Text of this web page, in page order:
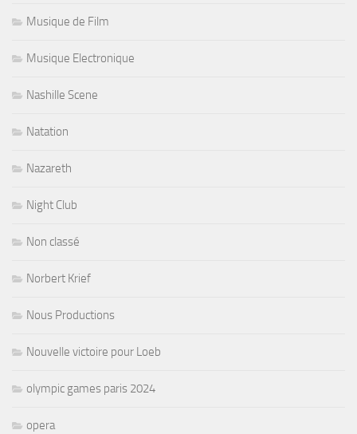
Musique de Film
Musique Electronique
Nashille Scene
Natation
Nazareth
Night Club
Non classé
Norbert Krief
Nous Productions
Nouvelle victoire pour Loeb
olympic games paris 2024
opera